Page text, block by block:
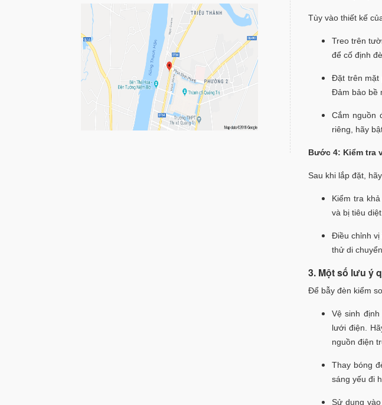
Tùy vào thiết kế
Treo trên
để cố định
Đặt trên mặt
Đảm bảo bề
Cắm nguồn
riêng, hãy
Bước 4: Kiểm tra
Sau khi lắp đặt,
Kiểm tra
và bị tiêu
Điều chỉnh vị
thử di
3. Một số lưu ý
Để bẫy đèn kiểm
Vệ sinh
lưới điện.
nguồn điện
Thay bóng
sáng yếu đi
Sử dụng